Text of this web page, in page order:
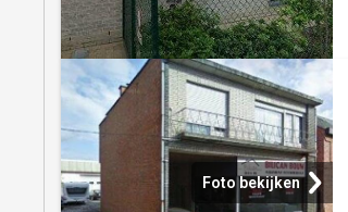
Foto bekijken